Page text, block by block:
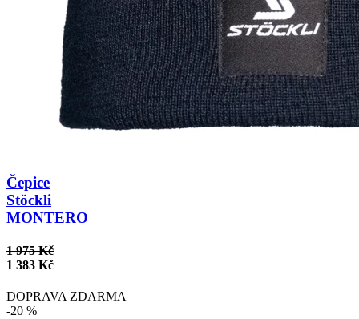
Čepice
Stöckli
MONTERO
1 975 Kč
1 383 Kč
DOPRAVA ZDARMA
-20 %